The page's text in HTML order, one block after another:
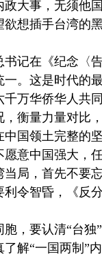
政大事，无须他
想插手台湾的
记在《纪念〈
一。这是时代的
千万华侨华人共
，衡量力量对比
中国领土完整的
愿意中国强大，
局，首先不要
令智昏，《反
，要认清“台
解“一国两制”